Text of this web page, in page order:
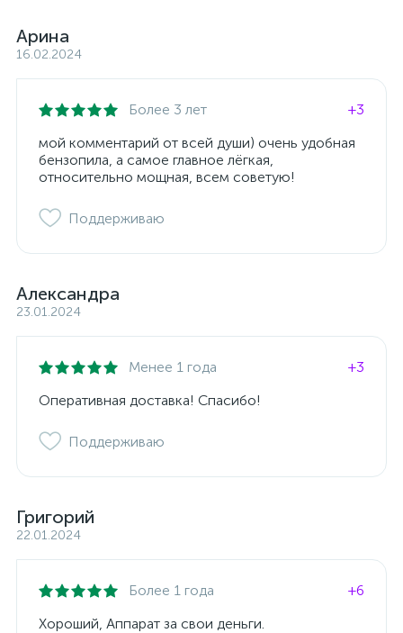
Арина
16.02.2024
Более 3 лет
+3
мой комментарий от всей души) очень удобная
бензопила, а самое главное лёгкая,
относительно мощная, всем советую!
Поддерживаю
Александра
23.01.2024
Менее 1 года
+3
Оперативная доставка! Спасибо!
Поддерживаю
Григорий
22.01.2024
Более 1 года
+6
Хороший, Аппарат за свои деньги.